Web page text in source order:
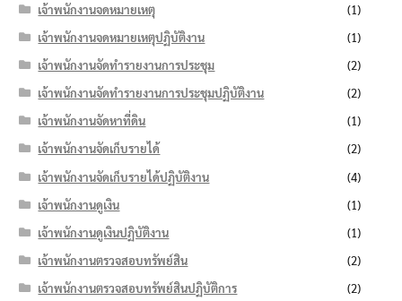
เจ้าพนักงานจดหมายเหตุ
(1)
เจ้าพนักงานจดหมายเหตุปฏิบัติงาน
(1)
เจ้าพนักงานจัดทำรายงานการประชุม
(2)
เจ้าพนักงานจัดทำรายงานการประชุมปฏิบัติงาน
(2)
เจ้าพนักงานจัดหาที่ดิน
(1)
เจ้าพนักงานจัดเก็บรายได้
(2)
เจ้าพนักงานจัดเก็บรายได้ปฏิบัติงาน
(4)
เจ้าพนักงานดูเงิน
(1)
เจ้าพนักงานดูเงินปฏิบัติงาน
(1)
เจ้าพนักงานตรวจสอบทรัพย์สิน
(2)
เจ้าพนักงานตรวจสอบทรัพย์สินปฏิบัติการ
(2)